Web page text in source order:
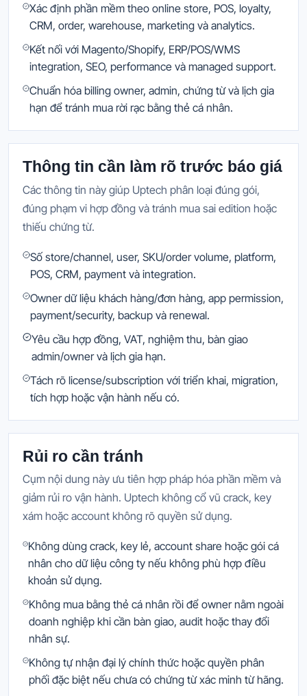
Xác định phần mềm theo online store, POS, loyalty,
CRM, order, warehouse, marketing và analytics.
Kết nối với Magento/Shopify, ERP/POS/WMS
integration, SEO, performance và managed support.
Chuẩn hóa billing owner, admin, chứng từ và lịch gia
hạn để tránh mua rời rạc bằng thẻ cá nhân.
Thông tin cần làm rõ trước báo giá
Các thông tin này giúp Uptech phân loại đúng gói,
đúng phạm vi hợp đồng và tránh mua sai edition hoặc
thiếu chứng từ.
Số store/channel, user, SKU/order volume, platform,
POS, CRM, payment và integration.
Owner dữ liệu khách hàng/đơn hàng, app permission,
payment/security, backup và renewal.
Yêu cầu hợp đồng, VAT, nghiệm thu, bàn giao
admin/owner và lịch gia hạn.
Tách rõ license/subscription với triển khai, migration,
tích hợp hoặc vận hành nếu có.
Rủi ro cần tránh
Cụm nội dung này ưu tiên hợp pháp hóa phần mềm và
giảm rủi ro vận hành. Uptech không cổ vũ crack, key
xám hoặc account không rõ quyền sử dụng.
Không dùng crack, key lẻ, account share hoặc gói cá
nhân cho dữ liệu công ty nếu không phù hợp điều
khoản sử dụng.
Không mua bằng thẻ cá nhân rồi để owner nằm ngoài
doanh nghiệp khi cần bàn giao, audit hoặc thay đổi
nhân sự.
Không tự nhận đại lý chính thức hoặc quyền phân
phối đặc biệt nếu chưa có chứng từ xác minh từ hãng.